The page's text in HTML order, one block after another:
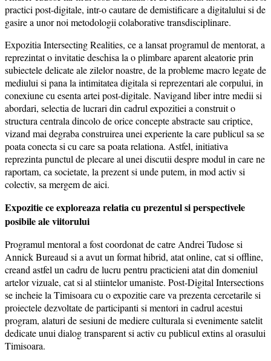
practici post-digitale, intr-o cautare de demistificare a digitalului si de
gasire a unor noi metodologii colaborative transdisciplinare.
Expozitia Intersecting Realities, ce a lansat programul de mentorat, a
reprezintat o invitatie deschisa la o plimbare aparent aleatorie prin
subiectele delicate ale zilelor noastre, de la probleme macro legate de
mediului si pana la intimitatea digitala si reprezentari ale corpului, in
conexiune cu esenta artei post-digitale. Navigand liber intre medii si
abordari, selectia de lucrari din cadrul expozitiei a construit o
structura centrala dincolo de orice concepte abstracte sau criptice,
vizand mai degraba construirea unei experiente la care publicul sa se
poata conecta si cu care sa poata relationa. Astfel, initiativa
reprezinta punctul de plecare al unei discutii despre modul in care ne
raportam, ca societate, la prezent si unde putem, in mod activ si
colectiv, sa mergem de aici.
Expozitie ce exploreaza relatia cu prezentul si perspectivele
posibile ale viitorului
Programul mentoral a fost coordonat de catre Andrei Tudose si
Annick Bureaud si a avut un format hibrid, atat online, cat si offline,
creand astfel un cadru de lucru pentru practicieni atat din domeniul
artelor vizuale, cat si al stiintelor umaniste. Post-Digital Intersections
se incheie la Timisoara cu o expozitie care va prezenta cercetarile si
proiectele dezvoltate de participanti si mentori in cadrul acestui
program, alaturi de sesiuni de mediere culturala si evenimente satelit
dedicate unui dialog transparent si activ cu publicul extins al orasului
Timisoara.